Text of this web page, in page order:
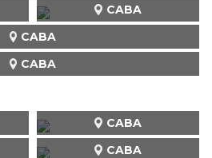
CABA
CABA
CABA
CABA
CABA